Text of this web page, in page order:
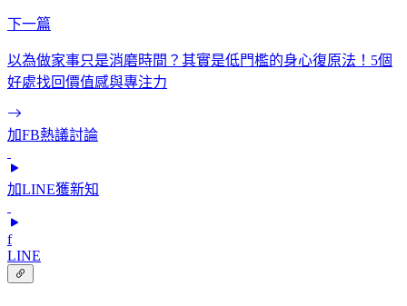
下一篇
以為做家事只是消磨時間？其實是低門檻的身心復原法！5個
好處找回價值感與專注力
加FB熱議討論
加LINE獲新知
f
LINE